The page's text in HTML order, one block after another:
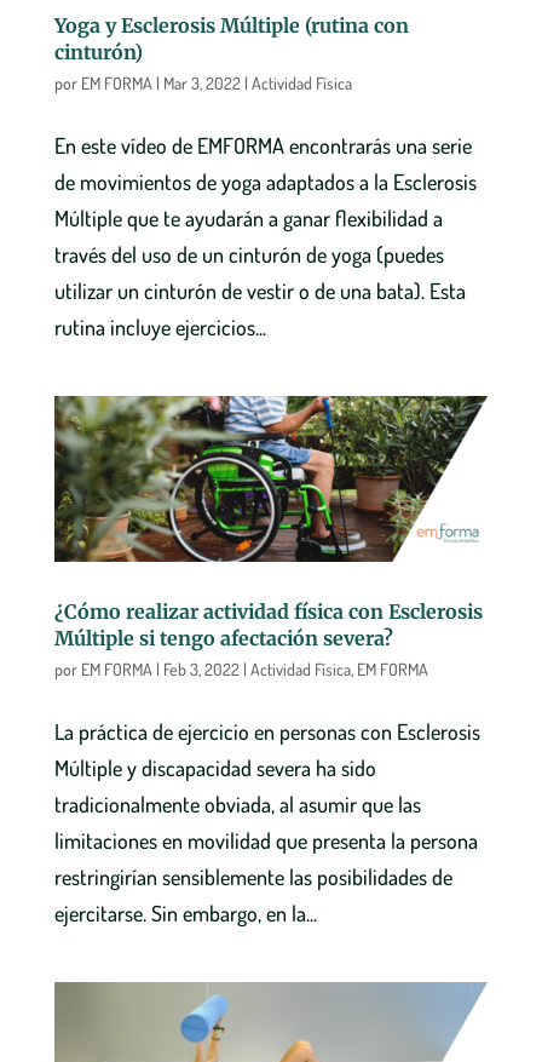
Yoga y Esclerosis Múltiple (rutina con
cinturón)
por EM FORMA | Mar 3, 2022| Actividad Física
En este vídeo de EMFORMA encontrarás una serie
de movimientos de yoga adaptados a la Esclerosis
Múltiple que te ayudarán a ganar flexibilidad a
través del uso de un cinturón de yoga (puedes
utilizar un cinturón de vestir o de una bata). Esta
rutina incluye ejercicios...
¿Cómo realizar actividad física con Esclerosis
Múltiple si tengo afectación severa?
por EM FORMA | Feb 3, 2022| Actividad Física, EM FORMA
La práctica de ejercicio en personas con Esclerosis
Múltiple y discapacidad severa ha sido
tradicionalmente obviada, al asumir que las
limitaciones en movilidad que presenta la persona
restringirían sensiblemente las posibilidades de
ejercitarse. Sin embargo, en la...